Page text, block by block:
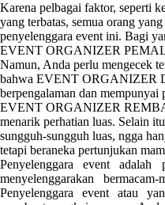
Karena pelbagai faktor, seperti
yang terbatas, semua orang
penyelenggara event ini. Bagi
EVENT ORGANIZER
Namun, Anda perlu mengecek
bahwa EVENT ORGANIZER
berpengalaman dan
EVENT ORGANIZER
menarik perhatian luas. Selain
sungguh-sungguh luas, ngga
tetapi beraneka pertunjukan
Penyelenggara event adalah
menyelenggarakan
Penyelenggara event atau